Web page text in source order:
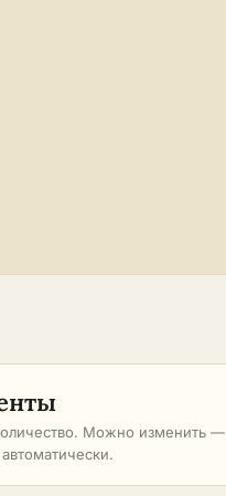
Можно изменить —